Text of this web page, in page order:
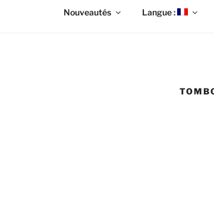
Nouveautés Langue :